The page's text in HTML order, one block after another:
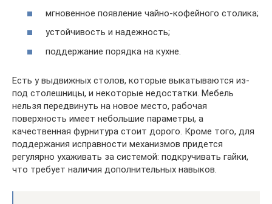
мгновенное появление чайно-кофейного столика;
устойчивость и надежность;
поддержание порядка на кухне.
Есть у выдвижных столов, которые выкатываются из-
под столешницы, и некоторые недостатки. Мебель
нельзя передвинуть на новое место, рабочая
поверхность имеет небольшие параметры, а
качественная фурнитура стоит дорого. Кроме того, для
поддержания исправности механизмов придется
регулярно ухаживать за системой: подкручивать гайки,
что требует наличия дополнительных навыков.